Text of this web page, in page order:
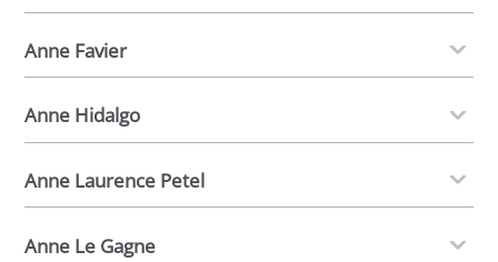
Anne Favier
Anne Hidalgo
Anne Laurence Petel
Anne Le Gagne